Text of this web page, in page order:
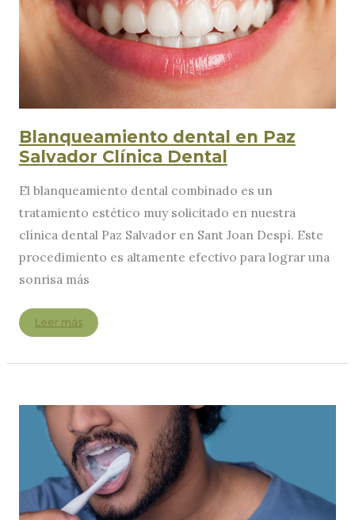
Blanqueamiento dental en Paz
Salvador Clínica Dental
El blanqueamiento dental combinado es un
tratamiento estético muy solicitado en nuestra
clínica dental Paz Salvador en Sant Joan Despí. Este
procedimiento es altamente efectivo para lograr una
sonrisa más
Blanqueamiento
dental
en
Leer más